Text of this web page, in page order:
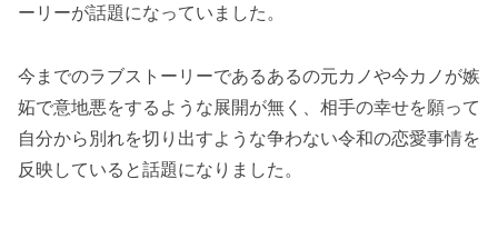
ーリーが話題になっていました。
今までのラブストーリーであるあるの元カノや今カノが嫉
妬で意地悪をするような展開が無く、相手の幸せを願って
自分から別れを切り出すような争わない令和の恋愛事情を
反映していると話題になりました。